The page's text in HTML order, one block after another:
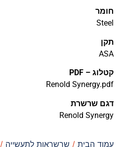
חומר
Steel
תקן
ASA
קטלוג – PDF
Renold Synergy.pdf
דגם שרשרת
Renold Synergy
עמוד הבית / שרשראות לתעשייה /